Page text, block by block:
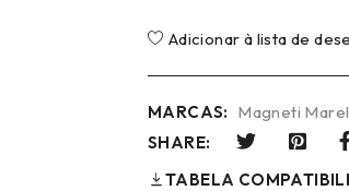
Adicionar à lista de
MARCAS: Magneti
SHARE:
TABELA